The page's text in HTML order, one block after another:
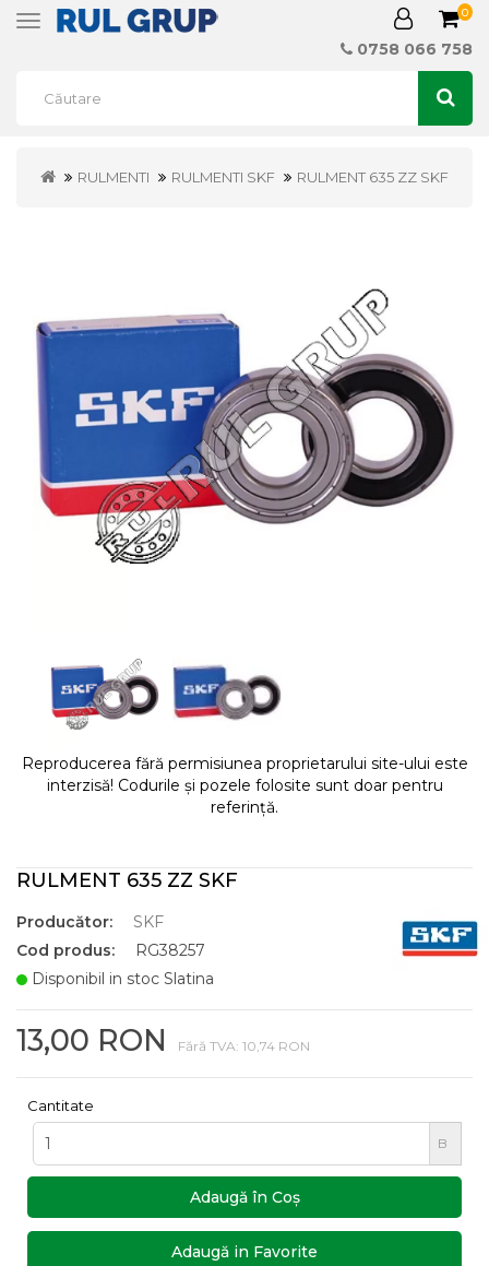
Toggle
0
0758 066 758
RULMENTI RULMENTI SKF RULMENT 635 ZZ SKF
Reproducerea fără permisiunea proprietarului site-ului este
interzisă! Codurile și pozele folosite sunt doar pentru
referință.
RULMENT 635 ZZ SKF
Producător:
SKF
Cod produs:
RG38257
Disponibil in stoc Slatina
13,00 RON Fără TVA: 10,74 RON
Cantitate
B
Adaugă în Coş
Adaugă in Favorite